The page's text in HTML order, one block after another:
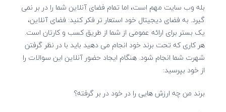
بله وب سایت مهم است، اما تمام فضای آنلاین شما را در بر نمی
گیرد. به فضای دیجیتال خود استعار تر فکر کنید: فضای آنلاین،
یک بستر برای ارائه عمومی از شما از طریق کسب و کارتان است.
هر کاری که تحت برند خود انجام می دهید باید با در نظر گرفتن
شهرت شما انجام شود. هنگام ایجاد حضور آنلاین این سوالات را
از خود بپرسید:
برند من چه ارزش هایی را در خود در بر گرفته؟